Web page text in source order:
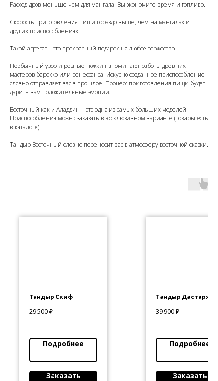
Расход дров меньше чем для мангала. Вы экономите время и топливо.
Скорость приготовления пищи гораздо выше, чем на мангалах и
других приспособлениях.
Такой агрегат – это прекрасный подарок на любое торжество.
Необычный узор и резные ножки напоминают работы древних
мастеров барокко или ренессанса. Искусно созданное приспособление
словно отправляет вас в прошлое. Процесс приготовления пищи будет
дарить вам положительные эмоции.
Восточный как и Аладдин – это одна из самых больших моделей.
Приспособления можно заказать в эксклюзивном варианте (товары есть
в каталоге).
Тандыр Восточный словно переносит вас в атмосферу восточной сказки.
Тандыр Скиф
29 500₽
Подробнее
Заказать
Тандыр Дастархан
39 900₽
Подробнее
Заказать